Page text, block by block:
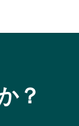
？